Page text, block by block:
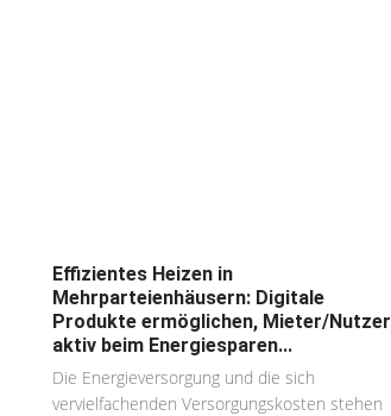
Effizientes Heizen in
Mehrparteienhäusern: Digitale
Produkte ermöglichen, Mieter/Nutzer
aktiv beim Energiesparen...
Die Energieversorgung und die sich
vervielfachenden Versorgungskosten stehen